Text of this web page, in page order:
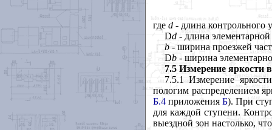
где d - длина контрольного
Dd- длина
b - ширина проезжей
Db- ширина
7.5 Измерение яркости
7.5.1 Измерение
пологим распределением
Б.4 приложения Б). При
для каждой ступени.
выездной зон настолько,